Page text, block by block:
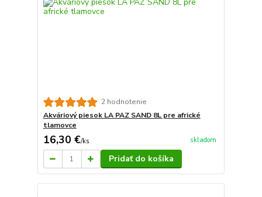
2 hodnotenie
Akváriový piesok LA PAZ SAND 8L pre africké
tlamovce
16,30 €/ks skladom
Pridať do košíka